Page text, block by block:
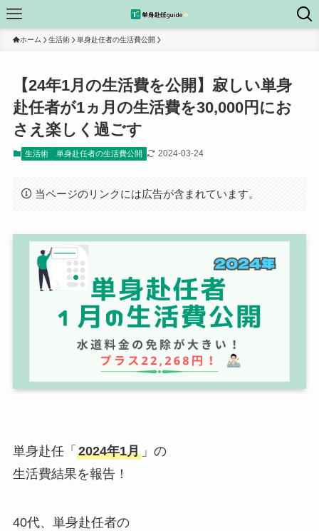
ホーム 生活術 単身赴任者の生活費公開
【24年1月の生活費を公開】寂しい単身
赴任者が1ヵ月の生活費を30,000円にお
さえ楽しく過ごす
生活術 単身赴任者の生活費公開 2024-03-24
当ページのリンクには広告が含まれています。
単身赴任「 2024年1月」の
生活費結果を報告！
40代、単身赴任者の